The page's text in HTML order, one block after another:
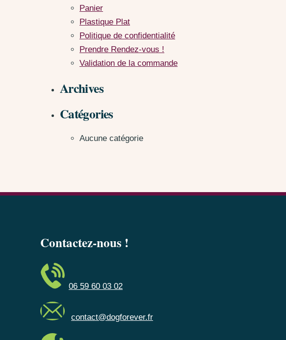
Panier
Plastique Plat
Politique de confidentialité
Prendre Rendez-vous !
Validation de la commande
Archives
Catégories
Aucune catégorie
Contactez-nous !
06 59 60 03 02
contact@dogforever.fr